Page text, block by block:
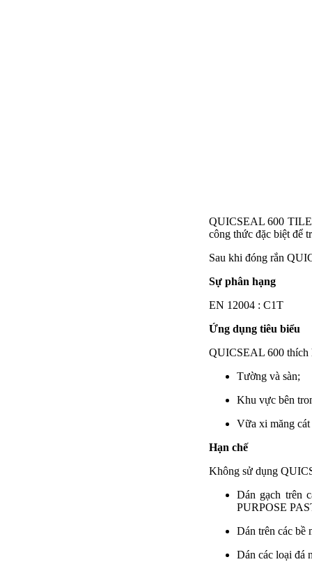
QUICSEAL 600 TILE
công thức đặc biệt để
Sau khi đóng rắn
Sự phân hạng
EN 12004 : C1T
Ứng dụng tiêu biểu
QUICSEAL 600 thích
Tường và sàn;
Khu vực bên
Vữa xi măng
Hạn chế
Không sử dụng
Dán gạch trên
PURPOSE
Dán trên các
Dán các loại đá